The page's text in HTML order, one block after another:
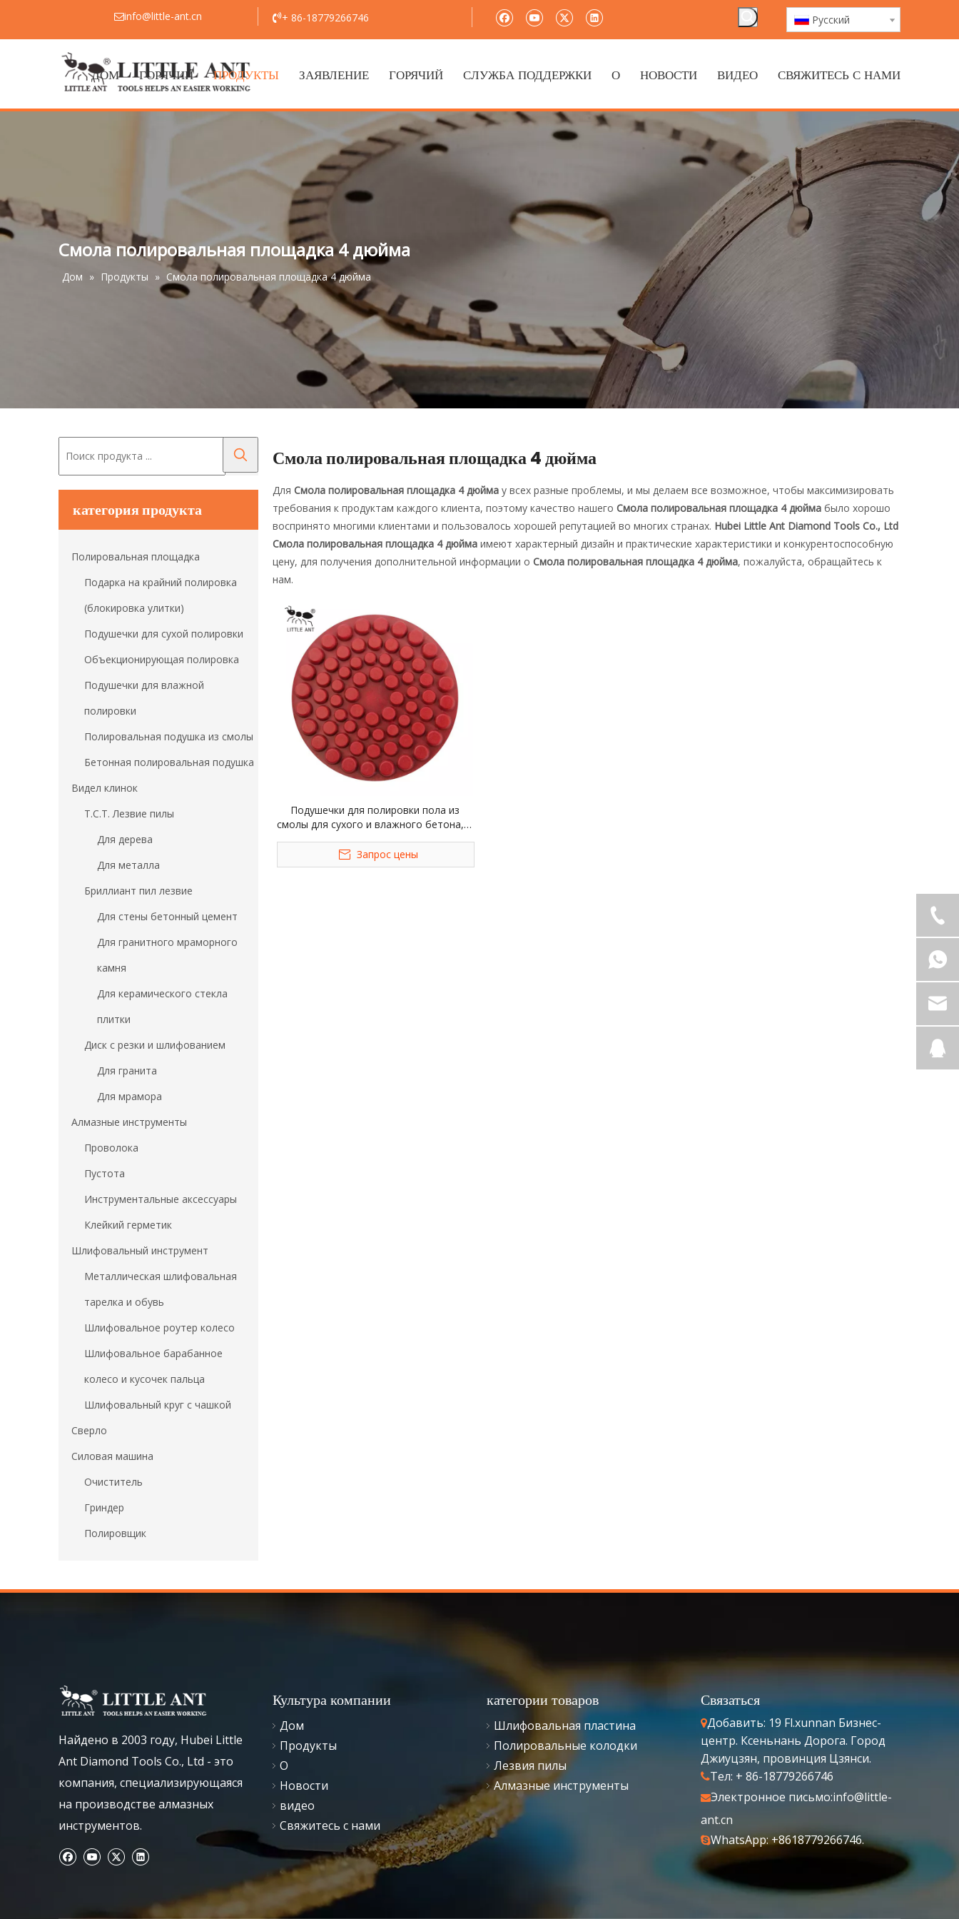
info@little-ant.cn + 86-18779266746 Pусский
ДОМ ГОРЯЧИЙ ПРОДУКТЫ ЗАЯВЛЕНИЕ ГОРЯЧИЙ СЛУЖБА ПОДДЕРЖКИ О НОВОСТИ ВИДЕО СВЯЖИТЕСЬ С НАМИ
Смола полировальная площадка 4 дюйма
Дом » Продукты » Смола полировальная площадка 4 дюйма
категория продукта
Полировальная площадка
Подарка на крайний полировка
(блокировка улитки)
Подушечки для сухой полировки
Объекционирующая полировка
Подушечки для влажной
полировки
Полировальная подушка из смолы
Бетонная полировальная подушка
Видел клинок
Т.С.Т. Лезвие пилы
Для дерева
Для металла
Бриллиант пил лезвие
Для стены бетонный цемент
Для гранитного мраморного
камня
Для керамического стекла
плитки
Диск с резки и шлифованием
Для гранита
Для мрамора
Алмазные инструменты
Проволока
Пустота
Инструментальные аксессуары
Клейкий герметик
Шлифовальный инструмент
Металлическая шлифовальная
тарелка и обувь
Шлифовальное роутер колесо
Шлифовальное барабанное
колесо и кусочек пальца
Шлифовальный круг с чашкой
Сверло
Силовая машина
Очиститель
Гриндер
Полировщик
Смола полировальная площадка 4 дюйма
Для Смола полировальная площадка 4 дюйма у всех разные проблемы, и мы делаем все возможное, чтобы максимизировать
требования к продуктам каждого клиента, поэтому качество нашего Смола полировальная площадка 4 дюйма было хорошо
воспринято многими клиентами и пользовалось хорошей репутацией во многих странах. Hubei Little Ant Diamond Tools Co., Ltd
Смола полировальная площадка 4 дюйма имеют характерный дизайн и практические характеристики и конкурентоспособную
цену, для получения дополнительной информации о Смола полировальная площадка 4 дюйма, пожалуйста, обращайтесь к
нам.
Подушечки для полировки пола из
смолы для сухого и влажного бетона, 4
дюйма
Запрос цены
Найдено в 2003 году, Hubei Little
Ant Diamond Tools Co., Ltd - это
компания, специализирующаяся
на производстве алмазных
инструментов.
Культура компании
Дом
Продукты
О
Новости
видео
Свяжитесь с нами
категории товаров
Шлифовальная пластина
Полировальные колодки
Лезвия пилы
Алмазные инструменты
Связаться
Добавить: 19 Fl.xunnan Бизнес-
центр. Ксеньнань Дорога. Город
Джиуцзян, провинция Цзянси.
Тел: + 86-18779266746
Электронное письмо:info@little-
ant.cn
WhatsApp: +8618779266746.